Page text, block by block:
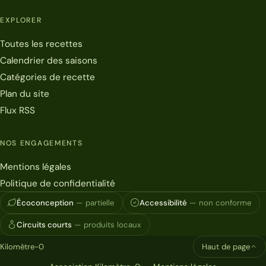
EXPLORER
Toutes les recettes
Calendrier des saisons
Catégories de recette
Plan du site
Flux RSS
NOS ENGAGEMENTS
Mentions légales
Politique de confidentialité
Écoconception — partielle Accessibilité — non conforme
Circuits courts — produits locaux
Kilomètre-0 Haut de page